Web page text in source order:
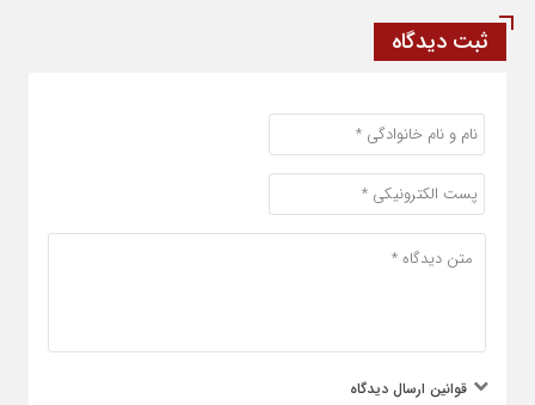
ثبت دیدگاه
قوانین ارسال دیدگاه